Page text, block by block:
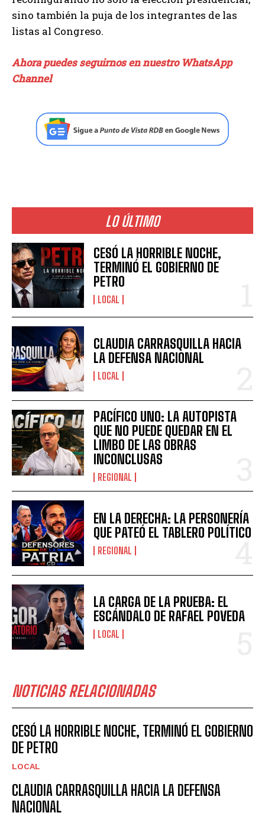
sino también la puja de los integrantes de las
listas al Congreso.
Ahora puedes seguirnos en nuestro WhatsApp
Channel
LO ÚLTIMO
CESÓ LA HORRIBLE NOCHE,
TERMINÓ EL GOBIERNO DE
PETRO
LOCAL
CLAUDIA CARRASQUILLA HACIA
LA DEFENSA NACIONAL
LOCAL
PACÍFICO UNO: LA AUTOPISTA
QUE NO PUEDE QUEDAR EN EL
LIMBO DE LAS OBRAS
INCONCLUSAS
REGIONAL
EN LA DERECHA: LA PERSONERÍA
QUE PATEÓ EL TABLERO POLÍTICO
REGIONAL
LA CARGA DE LA PRUEBA: EL
ESCÁNDALO DE RAFAEL POVEDA
LOCAL
NOTICIAS RELACIONADAS
CESÓ LA HORRIBLE NOCHE, TERMINÓ EL GOBIERNO
DE PETRO
LOCAL
CLAUDIA CARRASQUILLA HACIA LA DEFENSA
NACIONAL